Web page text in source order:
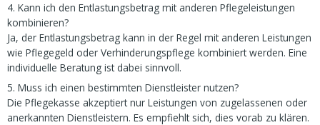
4. Kann ich den Entlastungsbetrag mit anderen Pflegeleistungen
kombinieren?
Ja, der Entlastungsbetrag kann in der Regel mit anderen Leistungen
wie Pflegegeld oder Verhinderungspflege kombiniert werden. Eine
individuelle Beratung ist dabei sinnvoll.
5. Muss ich einen bestimmten Dienstleister nutzen?
Die Pflegekasse akzeptiert nur Leistungen von zugelassenen oder
anerkannten Dienstleistern. Es empfiehlt sich, dies vorab zu klären.